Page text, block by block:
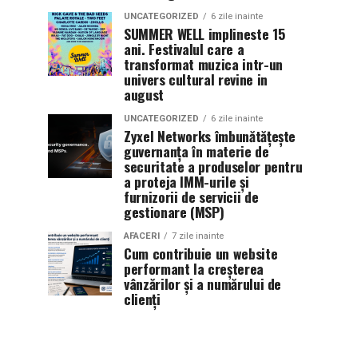
UNCATEGORIZED 6 zile inainte
SUMMER WELL implineste 15
ani. Festivalul care a
transformat muzica intr-un
univers cultural revine in
august
UNCATEGORIZED 6 zile inainte
Zyxel Networks îmbunătățește
guvernanța în materie de
securitate a produselor pentru
a proteja IMM-urile și
furnizorii de servicii de
gestionare (MSP)
AFACERI 7 zile inainte
Cum contribuie un website
performant la creșterea
vânzărilor și a numărului de
clienți